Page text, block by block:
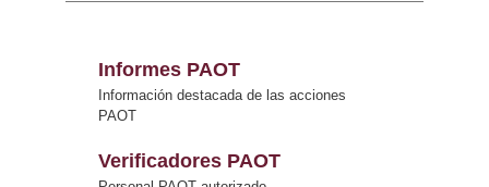
Informes PAOT
Información destacada de las acciones
PAOT
Verificadores PAOT